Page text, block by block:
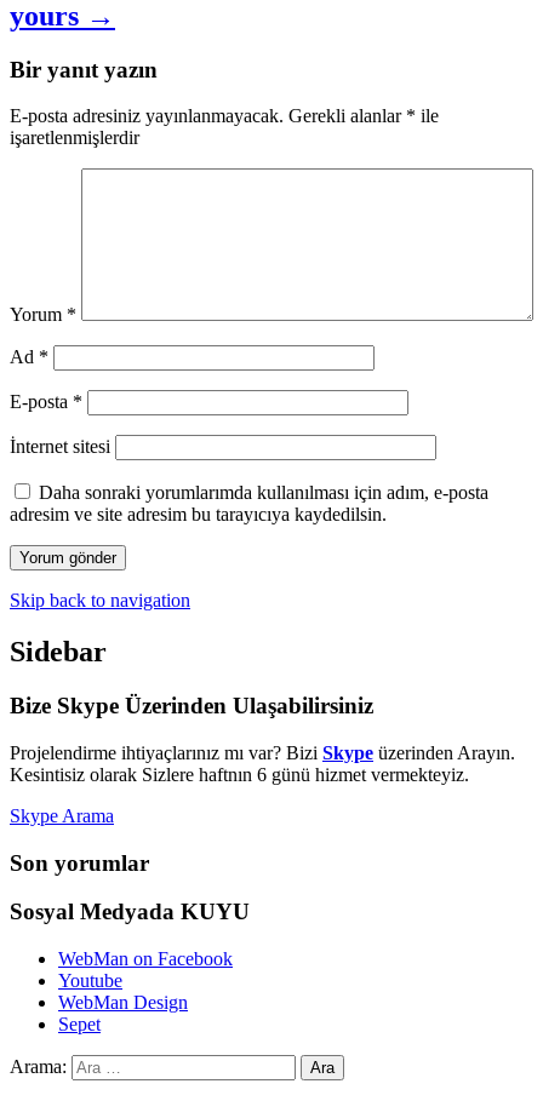
yours →
Bir yanıt yazın
E-posta adresiniz yayınlanmayacak. Gerekli alanlar * ile
işaretlenmişlerdir
Yorum *
Ad *
E-posta *
İnternet sitesi
Daha sonraki yorumlarımda kullanılması için adım, e-posta
adresim ve site adresim bu tarayıcıya kaydedilsin.
Skip back to navigation
Sidebar
Bize Skype Üzerinden Ulaşabilirsiniz
Projelendirme ihtiyaçlarınız mı var? Bizi Skype üzerinden Arayın.
Kesintisiz olarak Sizlere haftnın 6 günü hizmet vermekteyiz.
Skype Arama
Son yorumlar
Sosyal Medyada KUYU
WebMan on Facebook
Youtube
WebMan Design
Sepet
Arama: